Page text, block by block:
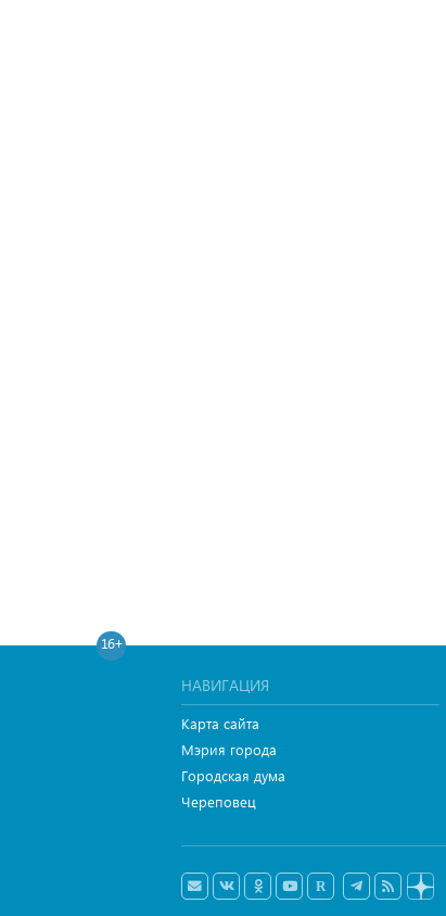
16+
НАВИГАЦИЯ
Карта сайта
Мэрия города
Городская дума
Череповец